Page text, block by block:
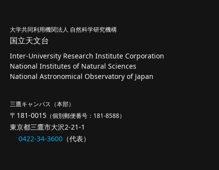
大学共同利用機関法人 自然科学研究機構
国立天文台
Inter-University Research Institute Corporation
National Institutes of Natural Sciences
National Astronomical Observatory of Japan
三鷹キャンパス（本部）
〒181-0015 （個別郵便番号：181-8588）
東京都三鷹市大沢2-21-1
0422-34-3600 （代表）